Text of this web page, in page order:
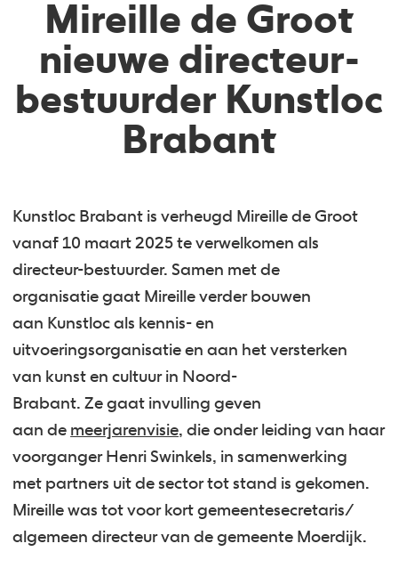
Mireille de Groot
nieuwe directeur-
bestuurder Kunstloc
Brabant
Kunstloc Brabant is verheugd Mireille de Groot
vanaf 10 maart 2025 te verwelkomen als
directeur-bestuurder. Samen met de
organisatie gaat Mireille verder bouwen
aan Kunstloc als kennis- en
uitvoeringsorganisatie en aan het versterken
van kunst en cultuur in Noord-
Brabant. Ze gaat invulling geven
aan de meerjarenvisie, die onder leiding van haar
voorganger Henri Swinkels, in samenwerking
met partners uit de sector tot stand is gekomen.
Mireille was tot voor kort gemeentesecretaris/
algemeen directeur van de gemeente Moerdijk.